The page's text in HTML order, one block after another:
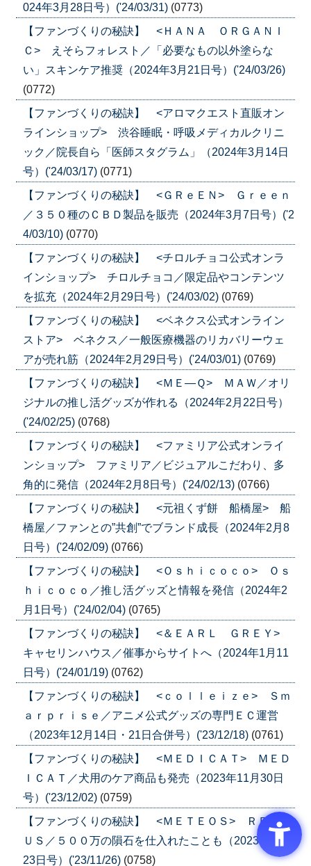
024年3月28日号）('24/03/31) (0773)
【ファンづくりの秘訣】 <ＨＡＮＡ ＯＲＧＡＮＩ
Ｃ> えそらフォレスト／「必要なもの以外塗らな
い」スキンケア推奨（2024年3月21日号）('24/03/26)
(0772)
【ファンづくりの秘訣】 <アロマクエスト直販オン
ラインショップ> 渋谷睡眠・呼吸メディカルクリニ
ック／院長自ら「医師スタグラム」（2024年3月14日
号）('24/03/17) (0771)
【ファンづくりの秘訣】 <ＧＲｅＥＮ> Ｇｒｅｅｎ
／３５０種のＣＢＤ製品を販売（2024年3月7日号）('2
4/03/10) (0770)
【ファンづくりの秘訣】 <チロルチョコ公式オンラ
インショップ> チロルチョコ／限定品やコンテンツ
を拡充（2024年2月29日号）('24/03/02) (0769)
【ファンづくりの秘訣】 <ベネクス公式オンライン
ストア> ベネクス／一般医療機器のリカバリーウェ
アが売れ筋（2024年2月29日号）('24/03/01) (0769)
【ファンづくりの秘訣】 <ＭＥ―Ｑ> ＭＡＷ／オリ
ジナルの推し活グッズが作れる（2024年2月22日号）
('24/02/25) (0768)
【ファンづくりの秘訣】 <ファミリア公式オンライ
ンショップ> ファミリア／ビジュアルこだわり、多
角的に発信（2024年2月8日号）('24/02/13) (0766)
【ファンづくりの秘訣】 <元祖くず餅 船橋屋> 船
橋屋／ファンとの”共創”でブランド成長（2024年2月8
日号）('24/02/09) (0766)
【ファンづくりの秘訣】 <Ｏｓｈｉｃｏｃｏ> Ｏｓ
ｈｉｃｏｃｏ／推し活グッズと情報を発信（2024年2
月1日号）('24/02/04) (0765)
【ファンづくりの秘訣】 <＆ＥＡＲＬ ＧＲＥＹ>
キャセリンハウス／催事からサイトへ（2024年1月11
日号）('24/01/19) (0762)
【ファンづくりの秘訣】 <ｃｏｌｌｅｉｚｅ> Ｓｍ
ａｒｐｒｉｓｅ／アニメ公式グッズの専門ＥＣ運営
（2023年12月14日・21日合併号）('23/12/18) (0761)
【ファンづくりの秘訣】 <ＭＥＤＩＣＡＴ> ＭＥＤ
ＩＣＡＴ／犬用のケア商品も発売（2023年11月30日
号）('23/12/02) (0759)
【ファンづくりの秘訣】 <ＭＥＴＥＯＳ> ＲＥＶＩ
ＵＳ／５００万の隕石を仕入れたことも（2023年11月
23日号）('23/11/26) (0758)